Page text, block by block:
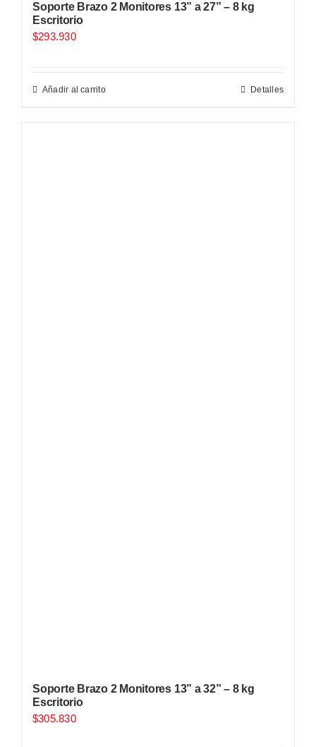
Soporte Brazo 2 Monitores 13” a 27” – 8 kg
Escritorio
$293.930
Añadir al carrito Detalles
Soporte Brazo 2 Monitores 13” a 32” – 8 kg
Escritorio
$305.830